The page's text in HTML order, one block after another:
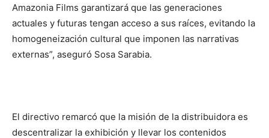
Amazonia Films garantizará que las generaciones
actuales y futuras tengan acceso a sus raíces, evitando la
homogeneización cultural que imponen las narrativas
externas”, aseguró Sosa Sarabia.
El directivo remarcó que la misión de la distribuidora es
descentralizar la exhibición y llevar los contenidos